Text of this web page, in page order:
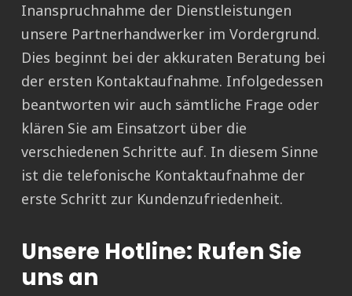
Inanspruchnahme der Dienstleistungen
unsere Partnerhandwerker im Vordergrund.
Dies beginnt bei der akkuraten Beratung bei
der ersten Kontaktaufnahme. Infolgedessen
beantworten wir auch sämtliche Frage oder
klären Sie am Einsatzort über die
verschiedenen Schritte auf. In diesem Sinne
ist die telefonische Kontaktaufnahme der
erste Schritt zur Kundenzufriedenheit.
Unsere Hotline: Rufen Sie
uns an